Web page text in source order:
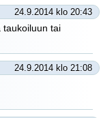
24.9.2014 klo 20:43
taukoiluun tai
24.9.2014 klo 21:08